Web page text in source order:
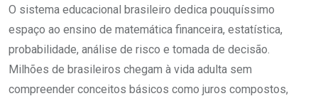
O sistema educacional brasileiro dedica pouquíssimo
espaço ao ensino de matemática financeira, estatística,
probabilidade, análise de risco e tomada de decisão.
Milhões de brasileiros chegam à vida adulta sem
compreender conceitos básicos como juros compostos,